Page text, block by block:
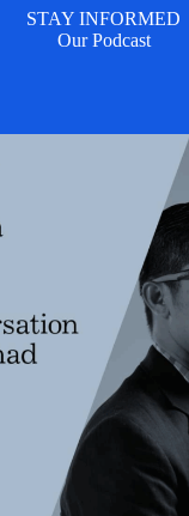
STAY INFORMED
Our Podcast